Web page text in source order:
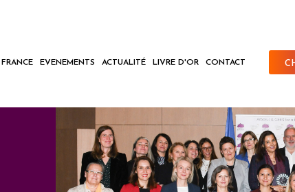
EVENEMENTS ACTUALITÉ LIVRE D'OR CONTACT